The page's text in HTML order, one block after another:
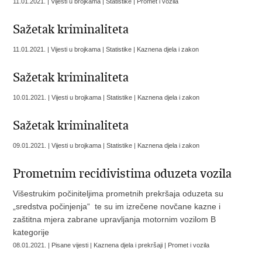
Sažetak kriminaliteta
11.01.2021. | Vijesti u brojkama | Statistike | Kaznena djela i zakon
Sažetak kriminaliteta
10.01.2021. | Vijesti u brojkama | Statistike | Kaznena djela i zakon
Sažetak kriminaliteta
09.01.2021. | Vijesti u brojkama | Statistike | Kaznena djela i zakon
Prometnim recidivistima oduzeta vozila
Višestrukim počiniteljima prometnih prekršaja oduzeta su
„sredstva počinjenja“ te su im izrečene novčane kazne i
zaštitna mjera zabrane upravljanja motornim vozilom B
kategorije
08.01.2021. | Pisane vijesti | Kaznena djela i prekršaji | Promet i vozila